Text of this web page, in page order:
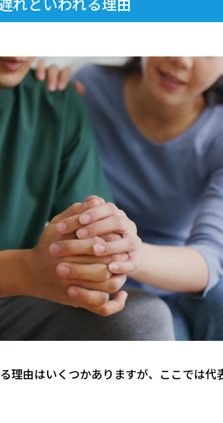
理由はいくつかありますが、ここでは代